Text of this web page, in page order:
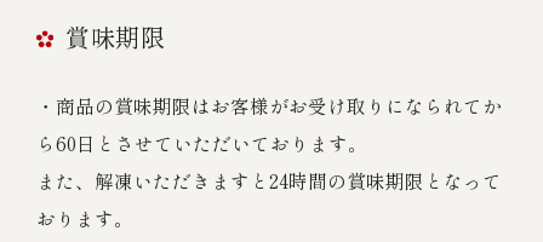
賞味期限
・商品の賞味期限はお客様がお受け取りになられてか
ら60日とさせていただいております。
また、解凍いただきますと24時間の賞味期限となって
おります。